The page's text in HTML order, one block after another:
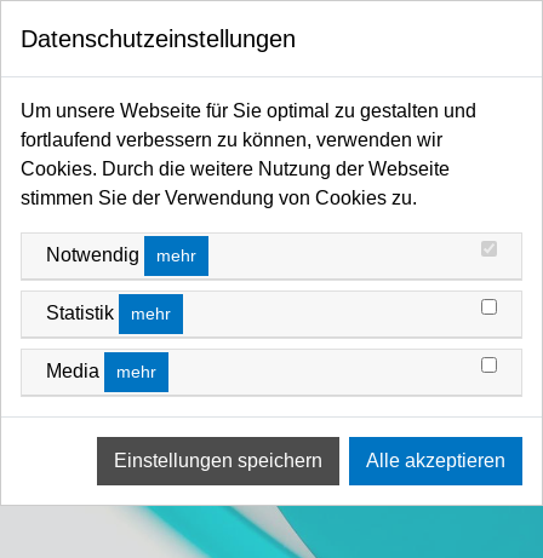
Startseite Filter / Farbfilter Farbfilter Rollen und Zuschnitte Blau-Bereich
Datenschutzeinstellungen
Um unsere Webseite für Sie optimal zu gestalten und
fortlaufend verbessern zu können, verwenden wir
Cookies. Durch die weitere Nutzung der Webseite
stimmen Sie der Verwendung von Cookies zu.
Notwendig mehr
Statistik mehr
Media mehr